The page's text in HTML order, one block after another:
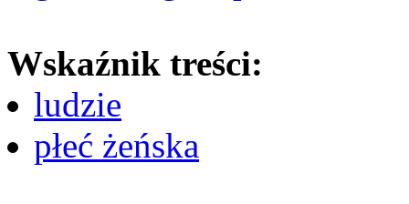
Wskaźnik treści:
ludzie
płeć żeńska